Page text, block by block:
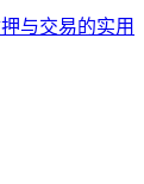
与交易的实用